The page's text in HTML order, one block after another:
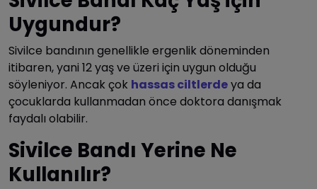
Uygundur?
Sivilce bandının genellikle ergenlik döneminden
itibaren, yani 12 yaş ve üzeri için uygun olduğu
söyleniyor. Ancak çok hassas ciltlerdeya da
çocuklarda kullanmadan önce doktora danışmak
faydalı olabilir.
Sivilce Bandı Yerine Ne
Kullanılır?